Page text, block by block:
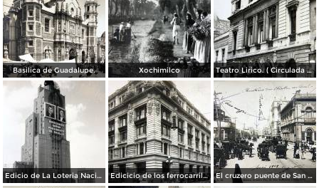
Basilica de Guadalupe. Xochimilco Teatro Lirico. ( Circulada el 1 de Agosto de 1926 ).
Edicio de La Loteria Nacional Ciudad de México Abril de 1964 Edicicio de los ferrocarriles. El cruzero puente de San Francisco y Guardiola por el fotografo Felix Miret.